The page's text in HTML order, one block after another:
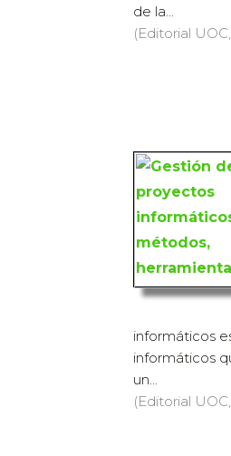
de la...
(Editorial UOC,
informáticos
informáticos
un...
(Editorial UOC,